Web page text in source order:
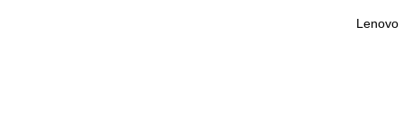
Lenovo